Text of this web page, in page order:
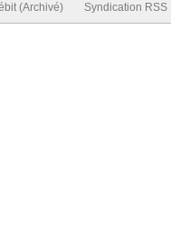
(Archivé) Syndication RSS